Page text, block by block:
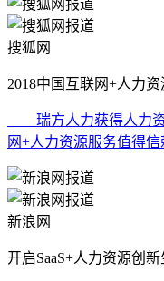
搜狐网
2018中国互联网+人力
瑞方人力获得人力资
网+人力资源服务值得信
新浪网
开启SaaS+人力资源创